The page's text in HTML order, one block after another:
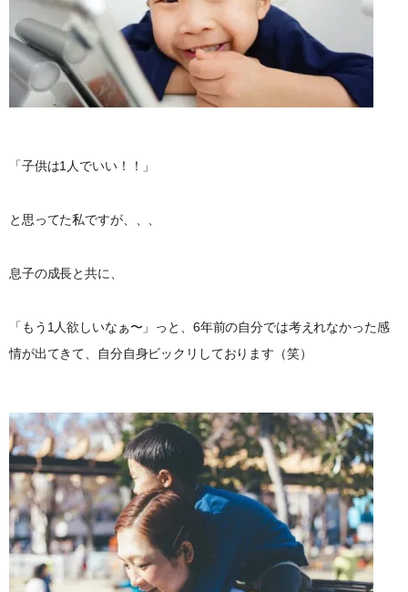
「子供は1人でいい！！」
と思ってた私ですが、、、
息子の成長と共に、
「もう1人欲しいなぁ〜」っと、6年前の自分では考えれなかった感
情が出てきて、自分自身ビックリしております（笑）